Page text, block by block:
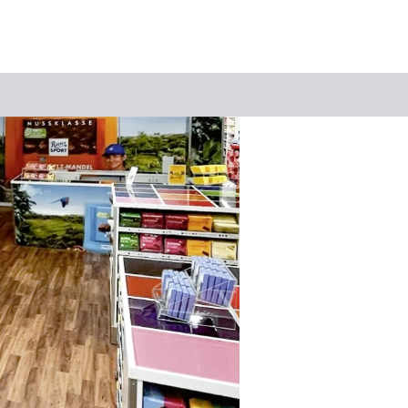
Suchbegriff
Das könnte Sie interessieren
Stadtführungen
Events & Tickets
Ausflugsziele
Erlebnisse
Wein
Radfahren
Wandern